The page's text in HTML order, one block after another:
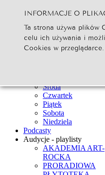
Szukaj...
Strona Główna
Newsy
Środa
Czwartek
Piątek
Sobota
Niedziela
Podcasty
Audycje - playlisty
AKADEMIA ART-
ROCKA
PRORADIOWA
INFORMACJE O
Ta strona używa plików
celu ich używania i
Cookies w